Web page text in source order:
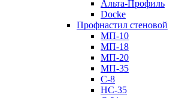
Альта-Профиль
Docke
Профнастил стеновой
МП-10
МП-18
МП-20
МП-35
С-8
НС-35